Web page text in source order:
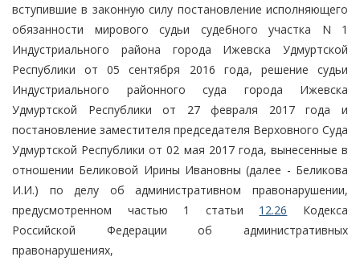
вступившие в законную силу постановление исполняющего
обязанности мирового судьи судебного участка N 1
Индустриального района города Ижевска Удмуртской
Республики от 05 сентября 2016 года, решение судьи
Индустриального районного суда города Ижевска
Удмуртской Республики от 27 февраля 2017 года и
постановление заместителя председателя Верховного Суда
Удмуртской Республики от 02 мая 2017 года, вынесенные в
отношении Беликовой Ирины Ивановны (далее - Беликова
И.И.) по делу об административном правонарушении,
предусмотренном частью 1 статьи 12.26 Кодекса
Российской Федерации об административных
правонарушениях,